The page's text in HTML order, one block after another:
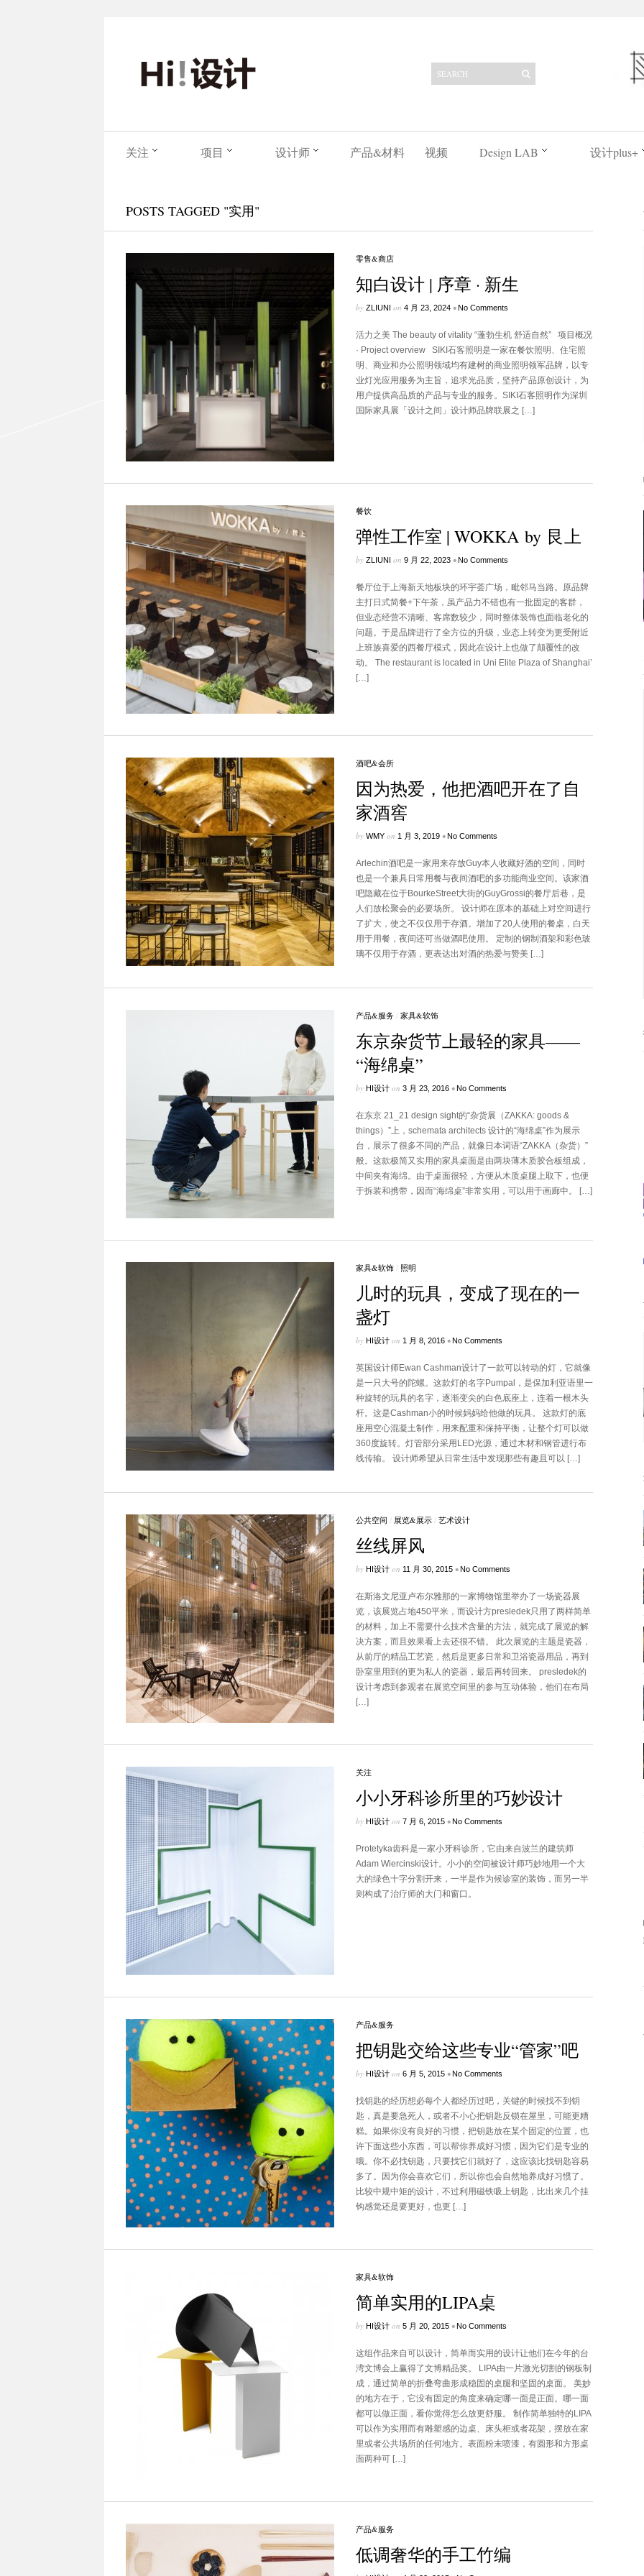
关注 项目 设计师 产品&材料 视频 Design LAB 设计plus+
POSTS TAGGED "实用"
零售&商店
知白设计 | 序章 · 新生
by ZLIUNI on 4 月 23, 2024 •No Comments
活力之美 The beauty of vitality “蓬勃生机 舒适自然” 项目概况
· Project overview SIKI石客照明是一家在餐饮照明、住宅照
明、商业和办公照明领域均有建树的商业照明领军品牌，以专
业灯光应用服务为主旨，追求光品质，坚持产品原创设计，为
用户提供高品质的产品与专业的服务。SIKI石客照明作为深圳
国际家具展「设计之间」设计师品牌联展之 […]
餐饮
弹性工作室 | WOKKA by 艮上
by ZLIUNI on 9 月 22, 2023 •No Comments
餐厅位于上海新天地板块的环宇荟广场，毗邻马当路。原品牌
主打日式简餐+下午茶，虽产品力不错也有一批固定的客群，
但业态经营不清晰、客席数较少，同时整体装饰也面临老化的
问题。于是品牌进行了全方位的升级，业态上转变为更受附近
上班族喜爱的西餐厅模式，因此在设计上也做了颠覆性的改
动。 The restaurant is located in Uni Elite Plaza of Shanghai’
[…]
酒吧&会所
因为热爱，他把酒吧开在了自
家酒窖
by WMYon 1 月 3, 2019 •No Comments
Arlechin酒吧是一家用来存放Guy本人收藏好酒的空间，同时
也是一个兼具日常用餐与夜间酒吧的多功能商业空间。该家酒
吧隐藏在位于BourkeStreet大街的GuyGrossi的餐厅后巷，是
人们放松聚会的必要场所。 设计师在原本的基础上对空间进行
了扩大，使之不仅仅用于存酒。增加了20人使用的餐桌，白天
用于用餐，夜间还可当做酒吧使用。 定制的钢制酒架和彩色玻
璃不仅用于存酒，更表达出对酒的热爱与赞美 […]
产品&服务/ 家具&软饰
东京杂货节上最轻的家具——
“海绵桌”
by HI设计on 3 月 23, 2016 •No Comments
在东京 21_21 design sight的“杂货展（ZAKKA: goods &
things）”上，schemata architects 设计的“海绵桌”作为展示
台，展示了很多不同的产品，就像日本词语“ZAKKA（杂货）”
般。这款极简又实用的家具桌面是由两块薄木质胶合板组成，
中间夹有海绵。由于桌面很轻，方便从木质桌腿上取下，也便
于拆装和携带，因而“海绵桌”非常实用，可以用于画廊中。 […]
家具&软饰/ 照明
儿时的玩具，变成了现在的一
盏灯
by HI设计on 1 月 8, 2016 •No Comments
英国设计师Ewan Cashman设计了一款可以转动的灯，它就像
是一只大号的陀螺。这款灯的名字Pumpal，是保加利亚语里一
种旋转的玩具的名字，逐渐变尖的白色底座上，连着一根木头
杆。这是Cashman小的时候妈妈给他做的玩具。 这款灯的底
座用空心混凝土制作，用来配重和保持平衡，让整个灯可以做
360度旋转。灯管部分采用LED光源，通过木材和钢管进行布
线传输。 设计师希望从日常生活中发现那些有趣且可以 […]
公共空间 / 展览&展示/ 艺术设计
丝线屏风
by HI设计on 11 月 30, 2015 •No Comments
在斯洛文尼亚卢布尔雅那的一家博物馆里举办了一场瓷器展
览，该展览占地450平米，而设计方presledek只用了两样简单
的材料，加上不需要什么技术含量的方法，就完成了展览的解
决方案，而且效果看上去还很不错。 此次展览的主题是瓷器，
从前厅的精品工艺瓷，然后是更多日常和卫浴瓷器用品，再到
卧室里用到的更为私人的瓷器，最后再转回来。 presledek的
设计考虑到参观者在展览空间里的参与互动体验，他们在布局
[…]
关注
小小牙科诊所里的巧妙设计
by HI设计on 7 月 6, 2015 •No Comments
Protetyka齿科是一家小牙科诊所，它由来自波兰的建筑师
Adam Wiercinski设计。小小的空间被设计师巧妙地用一个大
大的绿色十字分割开来，一半是作为候诊室的装饰，而另一半
则构成了治疗师的大门和窗口。
产品&服务
把钥匙交给这些专业“管家”吧
by HI设计on 6 月 5, 2015 •No Comments
找钥匙的经历想必每个人都经历过吧，关键的时候找不到钥
匙，真是要急死人，或者不小心把钥匙反锁在屋里，可能更糟
糕。如果你没有良好的习惯，把钥匙放在某个固定的位置，也
许下面这些小东西，可以帮你养成好习惯，因为它们是专业的
哦。你不必找钥匙，只要找它们就好了，这应该比找钥匙容易
多了。因为你会喜欢它们，所以你也会自然地养成好习惯了。
比较中规中矩的设计，不过利用磁铁吸上钥匙，比出来几个挂
钩感觉还是要更好，也更 […]
家具&软饰
简单实用的LIPA桌
by HI设计on 5 月 20, 2015 •No Comments
这组作品来自可以设计，简单而实用的设计让他们在今年的台
湾文博会上赢得了文博精品奖。 LIPA由一片激光切割的钢板制
成，通过简单的折叠弯曲形成稳固的桌腿和坚固的桌面。 美妙
的地方在于，它没有固定的角度来确定哪一面是正面。哪一面
都可以做正面，看你觉得怎么放更舒服。 制作简单独特的LIPA
可以作为实用而有雕塑感的边桌、床头柜或者花架，摆放在家
里或者公共场所的任何地方。表面粉末喷漆，有圆形和方形桌
面两种可 […]
产品&服务
低调奢华的手工竹编